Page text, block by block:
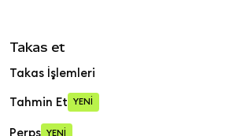
Takas et
Takas İşlemleri
Tahmin Et YENİ
Perps YENİ